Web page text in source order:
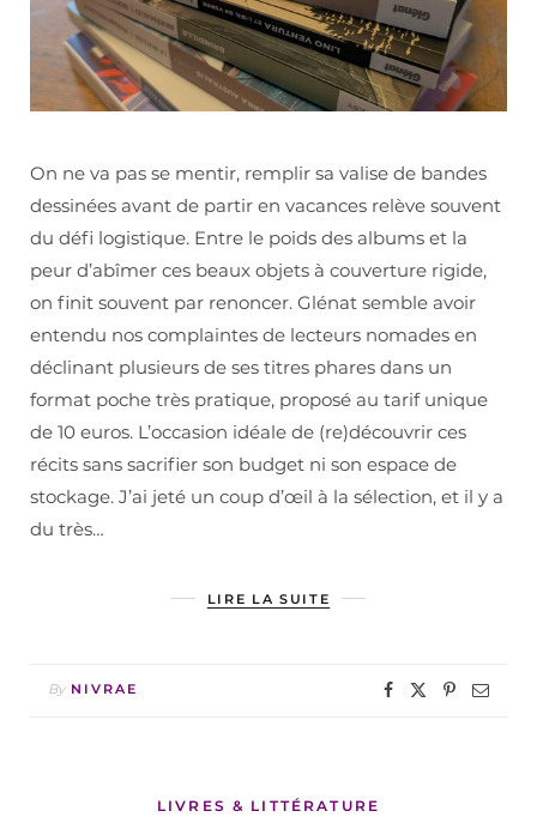
On ne va pas se mentir, remplir sa valise de bandes
dessinées avant de partir en vacances relève souvent
du défi logistique. Entre le poids des albums et la
peur d’abîmer ces beaux objets à couverture rigide,
on finit souvent par renoncer. Glénat semble avoir
entendu nos complaintes de lecteurs nomades en
déclinant plusieurs de ses titres phares dans un
format poche très pratique, proposé au tarif unique
de 10 euros. L’occasion idéale de (re)découvrir ces
récits sans sacrifier son budget ni son espace de
stockage. J’ai jeté un coup d’œil à la sélection, et il y a
du très…
LIRE LA SUITE
By NIVRAE
LIVRES & LITTÉRATURE